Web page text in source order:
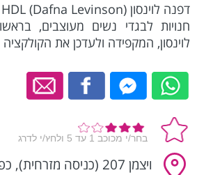
חנויות לבגדי נשים מעוצבים,
לוינסון, המקפידה ולעדכן את
ויצמן 207 (כניסה מזרחית), כפר סבא